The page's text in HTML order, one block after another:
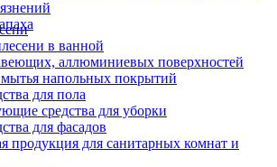
в ванной
аллюминиевых поверхностей
мытья напольных покрытий
для пола
средства для уборки
для фасадов
продукция для санитарных комнат и